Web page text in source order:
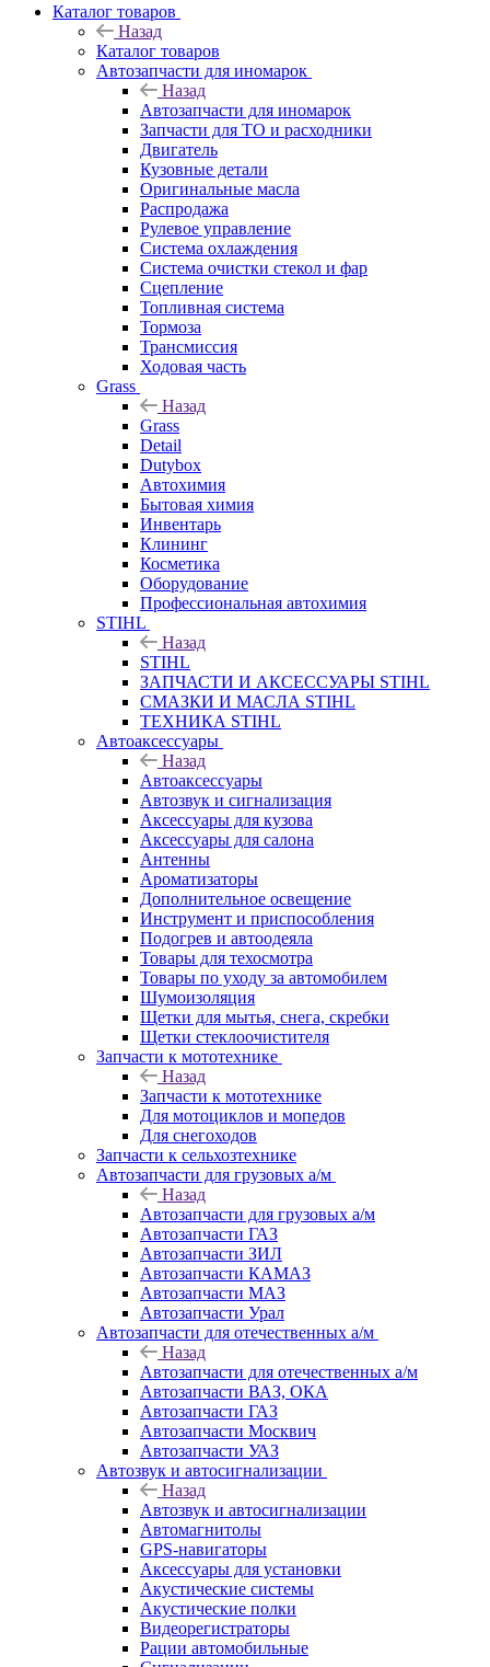
Каталог товаров
Назад
Каталог товаров
Автозапчасти для иномарок
Назад
Автозапчасти для иномарок
Запчасти для ТО и расходники
Двигатель
Кузовные детали
Оригинальные масла
Распродажа
Рулевое управление
Система охлаждения
Система очистки стекол и фар
Сцепление
Топливная система
Тормоза
Трансмиссия
Ходовая часть
Grass
Назад
Grass
Detail
Dutybox
Автохимия
Бытовая химия
Инвентарь
Клининг
Косметика
Оборудование
Профессиональная автохимия
STIHL
Назад
STIHL
ЗАПЧАСТИ И АКСЕССУАРЫ STIHL
СМАЗКИ И МАСЛА STIHL
ТЕХНИКА STIHL
Автоаксессуары
Назад
Автоаксессуары
Автозвук и сигнализация
Аксессуары для кузова
Аксессуары для салона
Антенны
Ароматизаторы
Дополнительное освещение
Инструмент и приспособления
Подогрев и автоодеяла
Товары для техосмотра
Товары по уходу за автомобилем
Шумоизоляция
Щетки для мытья, снега, скребки
Щетки стеклоочистителя
Запчасти к мототехнике
Назад
Запчасти к мототехнике
Для мотоциклов и мопедов
Для снегоходов
Запчасти к сельхозтехнике
Автозапчасти для грузовых а/м
Назад
Автозапчасти для грузовых а/м
Автозапчасти ГАЗ
Автозапчасти ЗИЛ
Автозапчасти КАМАЗ
Автозапчасти МАЗ
Автозапчасти Урал
Автозапчасти для отечественных а/м
Назад
Автозапчасти для отечественных а/м
Автозапчасти ВАЗ, ОКА
Автозапчасти ГАЗ
Автозапчасти Москвич
Автозапчасти УАЗ
Автозвук и автосигнализации
Назад
Автозвук и автосигнализации
Автомагнитолы
GPS-навигаторы
Аксессуары для установки
Акустические системы
Акустические полки
Видеорегистраторы
Рации автомобильные